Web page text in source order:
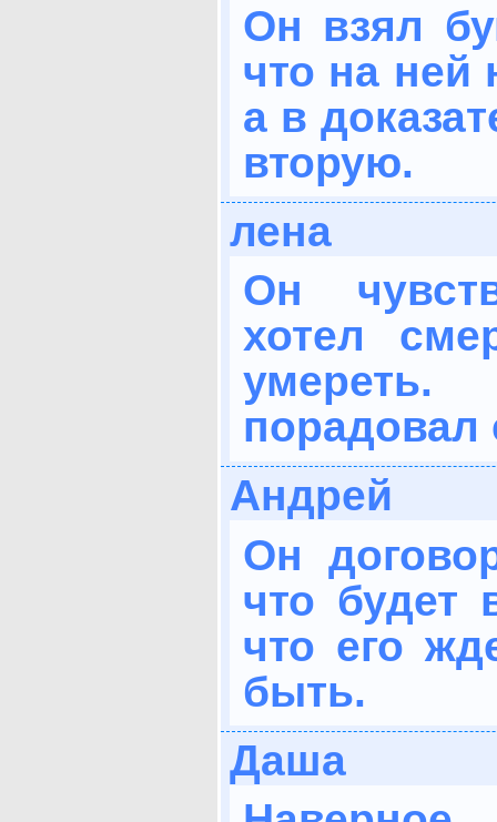
Он взял
что на ней
а в
вторую.
лена
Он
хотел
порадовал
Андрей
Он
что будет
что его
быть.
Даша